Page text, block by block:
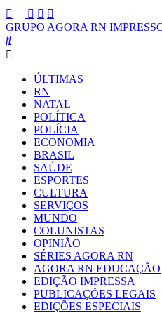
GRUPO AGORA RN
ÚLTIMAS
RN
NATAL
POLÍTICA
POLÍCIA
ECONOMIA
BRASIL
SAÚDE
ESPORTES
CULTURA
SERVIÇOS
MUNDO
COLUNISTAS
OPINIÃO
SÉRIES AGORA RN
AGORA RN EDUCAÇÃO
EDIÇÃO IMPRESSA
PUBLICAÇÕES LEGAIS
EDIÇÕES ESPECIAIS